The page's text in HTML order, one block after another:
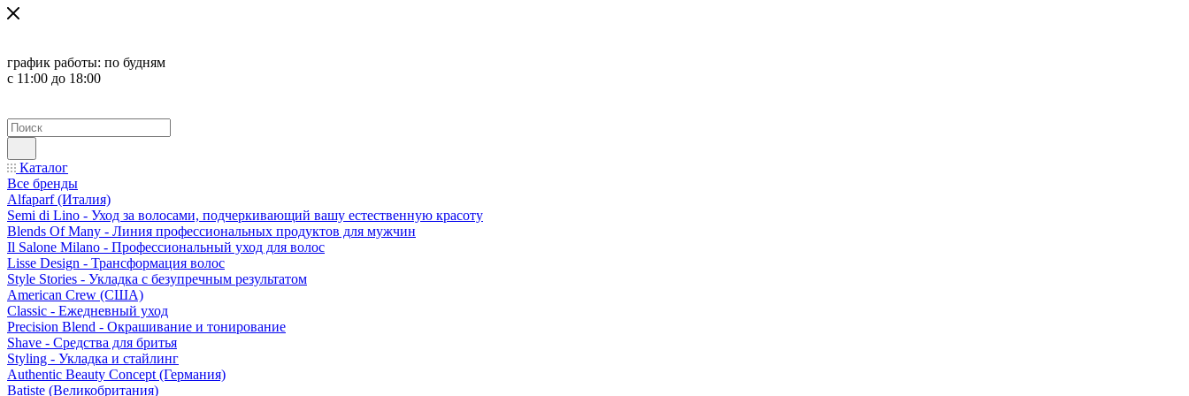
график работы: по будням
с 11:00 до 18:00
Каталог
Все бренды
Alfaparf (Италия)
Semi di Lino - Уход за волосами, подчеркивающий вашу естественную красоту
Blends Of Many - Линия профессиональных продуктов для мужчин
Il Salone Milano - Профессиональный уход для волос
Lisse Design - Трансформация волос
Style Stories - Укладка с безупречным результатом
American Crew (США)
Classic - Ежедневный уход
Precision Blend - Окрашивание и тонирование
Shave - Средства для бритья
Styling - Укладка и стайлинг
Authentic Beauty Concept (Германия)
Batiste (Великобритания)